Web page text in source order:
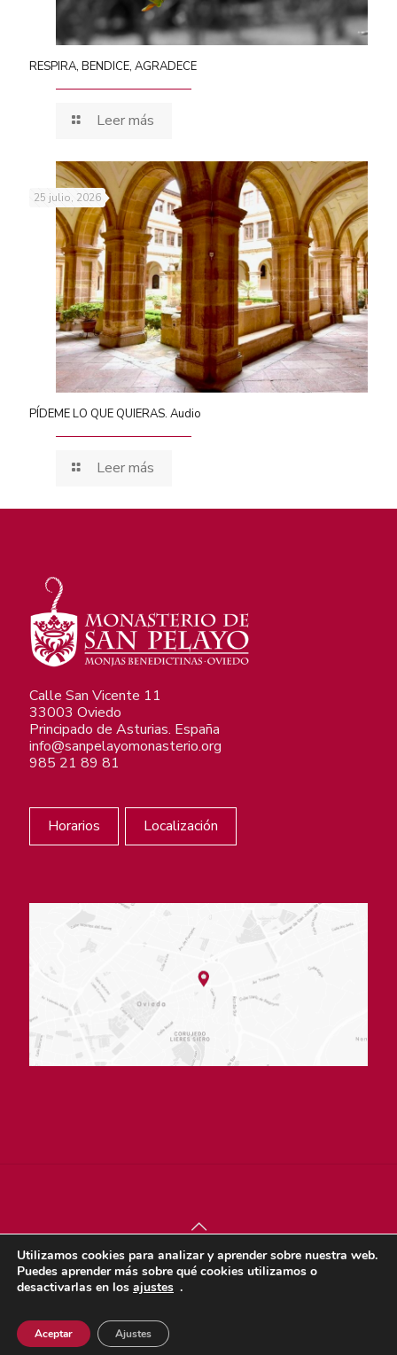
RESPIRA, BENDICE, AGRADECE
Leer más
25 julio, 2026
PÍDEME LO QUE QUIERAS. Audio
Leer más
Calle San Vicente 11
33003 Oviedo
Principado de Asturias. España
info@sanpelayomonasterio.org
985 21 89 81
Horarios Localización
© sjdigital 2022 |Política de privacidad|Aviso legal
Política de cookies
Utilizamos cookies para analizar y aprender sobre nuestra web.
Puedes aprender más sobre qué cookies utilizamos o
desactivarlas en los ajustes .
Aceptar Ajustes